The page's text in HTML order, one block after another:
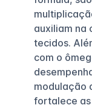
auxiliam na
tecidos.
com o
modulação
fortalece as